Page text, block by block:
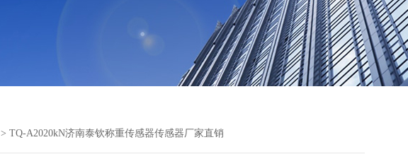
> TQ-A2020kN济南泰钦称重传感器传感器厂家直销